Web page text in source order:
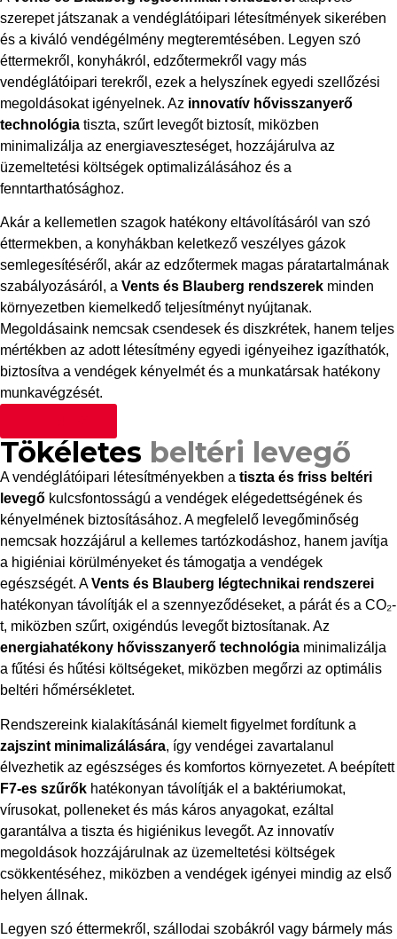
szerepet játszanak a vendéglátóipari létesítmények sikerében
és a kiváló vendégélmény megteremtésében. Legyen szó
éttermekről, konyhákról, edzőtermekről vagy más
vendéglátóipari terekről, ezek a helyszínek egyedi szellőzési
megoldásokat igényelnek. Az innovatív hővisszanyerő
technológia tiszta, szűrt levegőt biztosít, miközben
minimalizálja az energiaveszteséget, hozzájárulva az
üzemeltetési költségek optimalizálásához és a
fenntarthatósághoz.
Akár a kellemetlen szagok hatékony eltávolításáról van szó
éttermekben, a konyhákban keletkező veszélyes gázok
semlegesítéséről, akár az edzőtermek magas páratartalmának
szabályozásáról, a Vents és Blauberg rendszerek minden
környezetben kiemelkedő teljesítményt nyújtanak.
Megoldásaink nemcsak csendesek és diszkrétek, hanem teljes
mértékben az adott létesítmény egyedi igényeihez igazíthatók,
biztosítva a vendégek kényelmét és a munkatársak hatékony
munkavégzését.
Tökéletes beltéri levegő
A vendéglátóipari létesítményekben a tiszta és friss beltéri
levegő kulcsfontosságú a vendégek elégedettségének és
kényelmének biztosításához. A megfelelő levegőminőség
nemcsak hozzájárul a kellemes tartózkodáshoz, hanem javítja
a higiéniai körülményeket és támogatja a vendégek
egészségét. AVents és Blauberg légtechnikai rendszerei
hatékonyan távolítják el a szennyeződéseket, a párát és a CO₂-
t, miközben szűrt, oxigéndús levegőt biztosítanak. Az
energiahatékony hővisszanyerő technológia minimalizálja
a fűtési és hűtési költségeket, miközben megőrzi az optimális
beltéri hőmérsékletet.
Rendszereink kialakításánál kiemelt figyelmet fordítunk a
zajszint minimalizálására, így vendégei zavartalanul
élvezhetik az egészséges és komfortos környezetet. A beépített
F7-es szűrők hatékonyan távolítják el a baktériumokat,
vírusokat, polleneket és más káros anyagokat, ezáltal
garantálva a tiszta és higiénikus levegőt. Az innovatív
megoldások hozzájárulnak az üzemeltetési költségek
csökkentéséhez, miközben a vendégek igényei mindig az első
helyen állnak.
Legyen szó éttermekről, szállodai szobákról vagy bármely más